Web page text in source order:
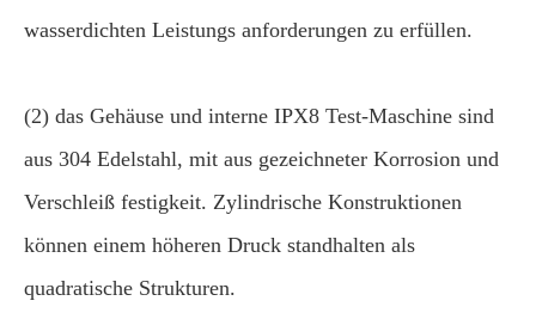
wasserdichten Leistungs anforderungen zu erfüllen.
(2) das Gehäuse und interne IPX8 Test-Maschine sind
aus 304 Edelstahl, mit aus gezeichneter Korrosion und
Verschleiß festigkeit. Zylindrische Konstruktionen
können einem höheren Druck standhalten als
quadratische Strukturen.